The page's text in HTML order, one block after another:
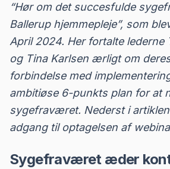
“Hør om det succesfulde
Ballerup hjemmepleje”, som
April 2024. Her fortalte lederne
og Tina Karlsen ærligt om
forbindelse med
ambitiøse 6-punkts plan for at
sygefraværet. Nederst i
adgang til optagelsen af
Sygefraværet æder